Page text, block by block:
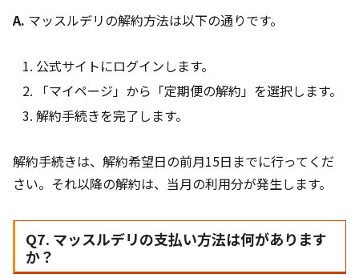
A. マッスルデリの解約方法は以下の通りです。
公式サイトにログインします。
「マイページ」から「定期便の解約」を選択します。
解約手続きを完了します。
解約手続きは、解約希望日の前月15日までに行ってくだ
さい。それ以降の解約は、当月の利用分が発生します。
Q7. マッスルデリの支払い方法は何があります
か？